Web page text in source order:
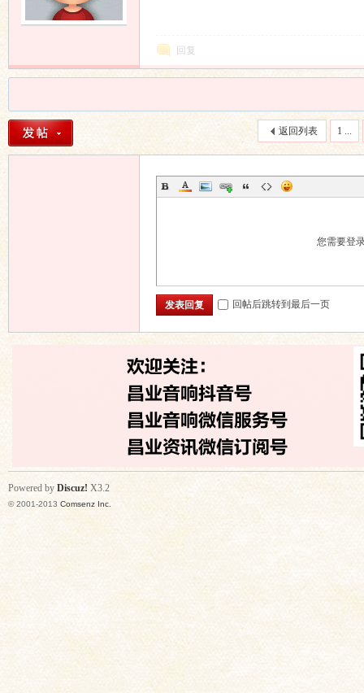
回复
1 ...
返回列表
您需要登
发表回复 回帖后跳转到最后一页
Powered by Discuz! X3.2
© 2001-2013 Comsenz Inc.